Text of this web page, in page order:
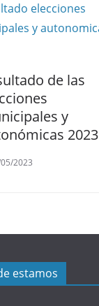
de las
y
2023
2023
estamos